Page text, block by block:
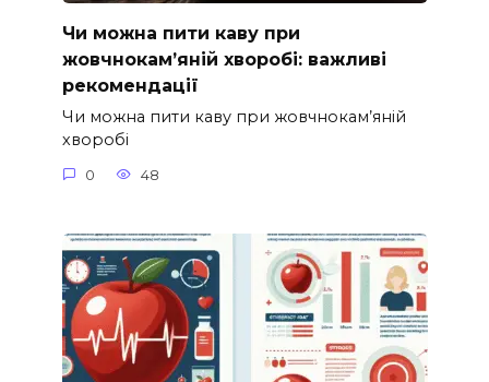
Чи можна пити каву при
жовчнокам’яній хворобі: важливі
рекомендації
Чи можна пити каву при жовчнокам’яній
хворобі
0 48